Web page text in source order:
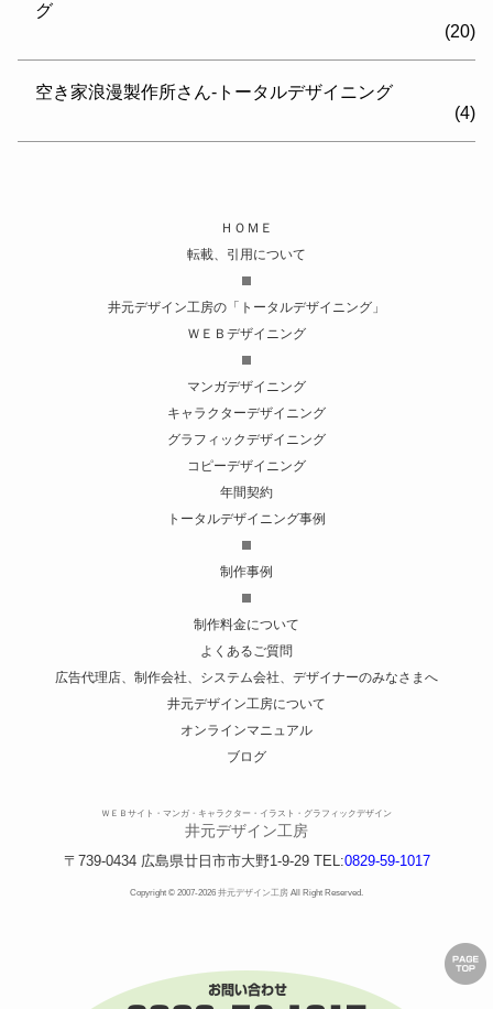
グ
(20)
空き家浪漫製作所さん-トータルデザイニング
(4)
ＨＯＭＥ
転載、引用について
井元デザイン工房の「トータルデザイニング」
ＷＥＢデザイニング
マンガデザイニング
キャラクターデザイニング
グラフィックデザイニング
コピーデザイニング
年間契約
トータルデザイニング事例
制作事例
制作料金について
よくあるご質問
広告代理店、制作会社、システム会社、デザイナーのみなさまへ
井元デザイン工房について
オンラインマニュアル
ブログ
ＷＥＢサイト・マンガ・キャラクター・イラスト・グラフィックデザイン
井元デザイン工房
〒739-0434 広島県廿日市市大野1-9-29TEL:0829-59-1017
Copyright © 2007-2026 井元デザイン工房 All Right Reserved.